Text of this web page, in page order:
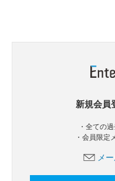
新規会員
・全ての
・会員限定
メ